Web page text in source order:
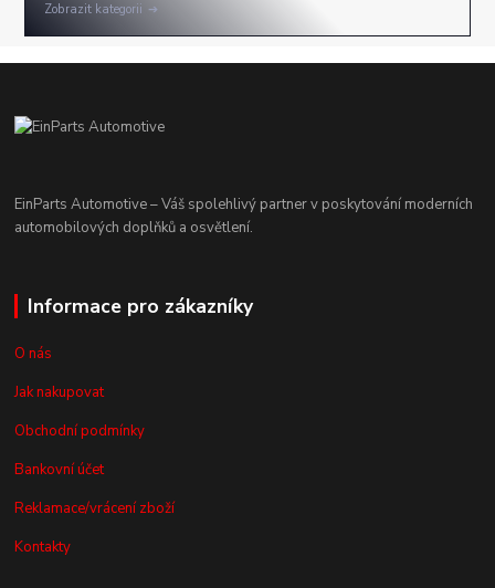
Zobrazit kategorii
EinParts Automotive – Váš spolehlivý partner v poskytování moderních
automobilových doplňků a osvětlení.
Informace pro zákazníky
O nás
Jak nakupovat
Obchodní podmínky
Bankovní účet
Reklamace/vrácení zboží
Kontakty